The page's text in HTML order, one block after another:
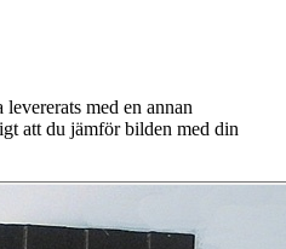
med en annan
att du jämför bilden med din